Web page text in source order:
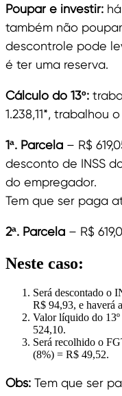
Poupar e investir:
também não
descontrole pode
é ter uma reserva.
Cálculo do 13º:
1.238,11*, trabalhou
1ª. Parcela – R$
desconto de INSS
do empregador.
Tem que ser paga
2ª. Parcela – R$
Neste caso:
Será descontado o
R$ 94,93, e haverá
Valor líquido do
524,10.
Será recolhido o
(8%) = R$ 49,52.
Obs: Tem que ser